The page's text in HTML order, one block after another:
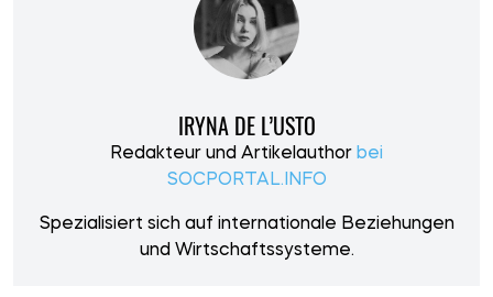
IRYNA DE L’USTO
Redakteur und Artikelauthor bei
SOCPORTAL.INFO
Spezialisiert sich auf internationale Beziehungen
und Wirtschaftssysteme.